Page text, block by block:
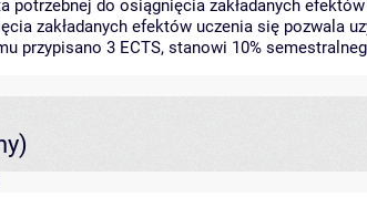
potrzebnej do osiągnięcia zakładanych
zakładanych efektów uczenia się pozwala
przypisano 3 ECTS, stanowi 10%